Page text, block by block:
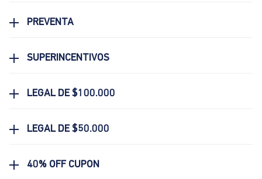
PREVENTA
SUPERINCENTIVOS
LEGAL DE $100.000
LEGAL DE $50.000
40% OFF CUPON